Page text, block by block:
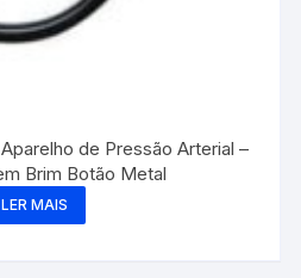
de Pressão Arterial –
Brim Botão Metal
LER MAIS